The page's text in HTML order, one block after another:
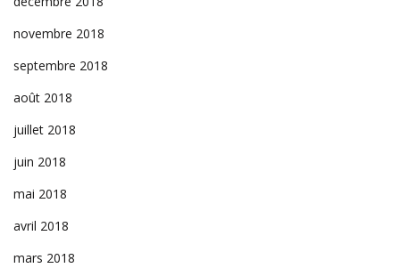
novembre 2018
septembre 2018
août 2018
juillet 2018
juin 2018
mai 2018
avril 2018
mars 2018